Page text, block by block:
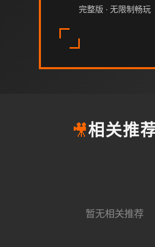
完整版 · 无限制畅玩
🎥相关推
暂无相关推荐